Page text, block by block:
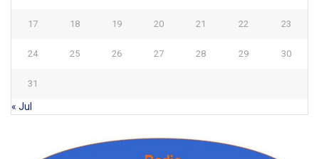
17 18 19 20 21 22 23
24 25 26 27 28 29 30
31
« Jul